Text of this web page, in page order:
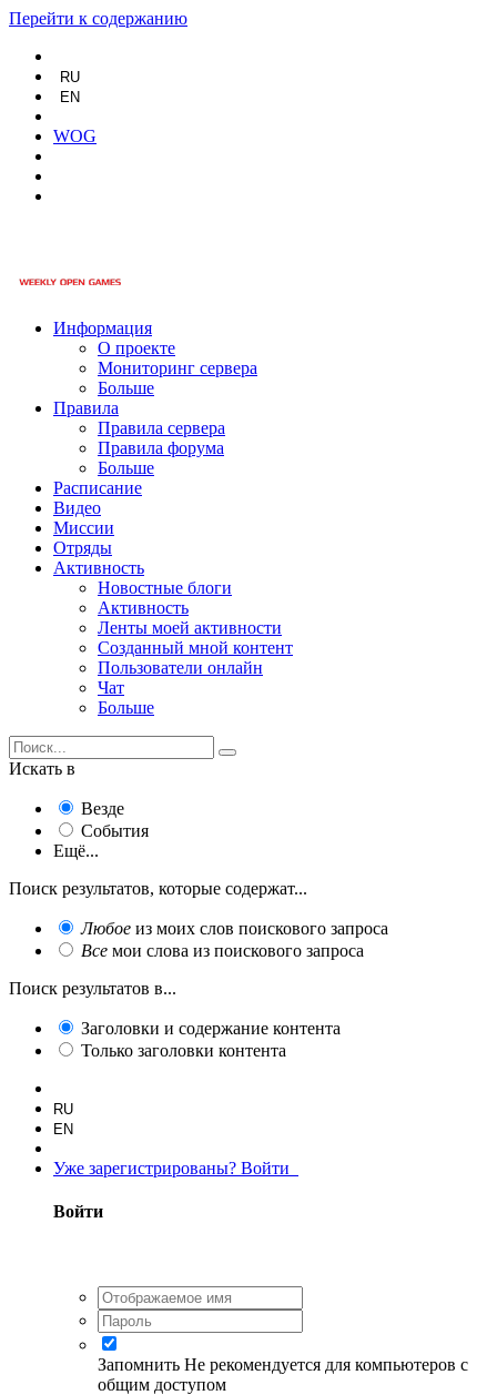
Перейти к содержанию
RU
EN
WOG
Информация
О проекте
Мониторинг сервера
Больше
Правила
Правила сервера
Правила форума
Больше
Расписание
Видео
Миссии
Отряды
Активность
Новостные блоги
Активность
Ленты моей активности
Созданный мной контент
Пользователи онлайн
Чат
Больше
Искать в
Везде
События
Ещё...
Поиск результатов, которые содержат...
Любое из моих слов поискового запроса
Все мои слова из поискового запроса
Поиск результатов в...
Заголовки и содержание контента
Только заголовки контента
RU
EN
Уже зарегистрированы? Войти
Войти
Запомнить Не рекомендуется для компьютеров с
общим доступом